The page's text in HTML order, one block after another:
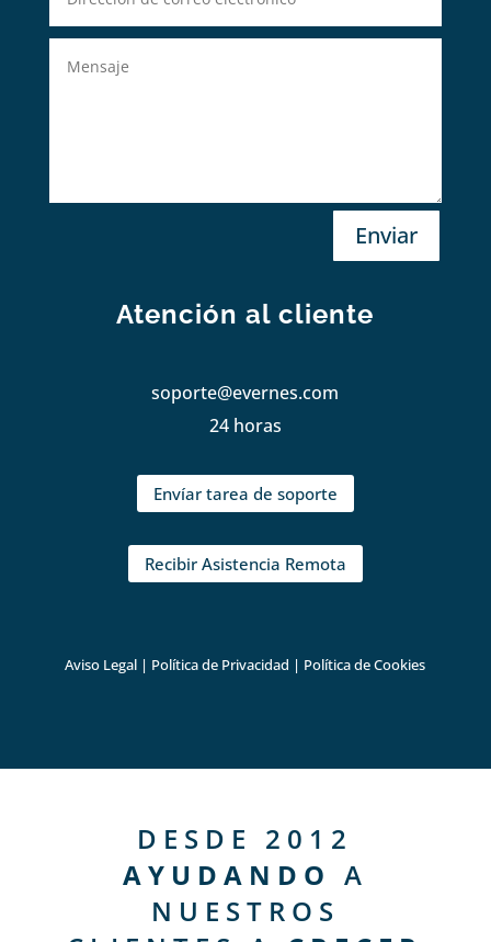
Enviar
Atención al cliente
soporte@evernes.com
24 horas
Envíar tarea de soporte
Recibir Asistencia Remota
Aviso Legal | Política de Privacidad | Política de Cookies
DESDE 2012
AYUDANDO A
NUESTROS